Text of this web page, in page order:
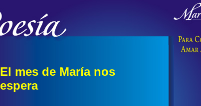
El mes de María nos
espera